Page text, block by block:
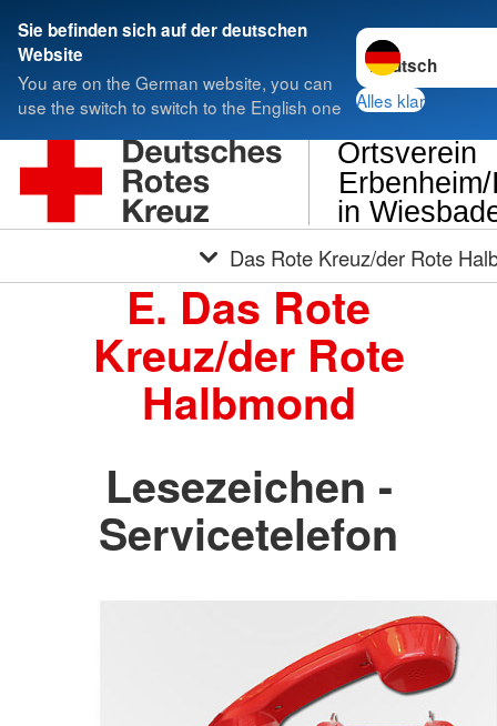
Sie befinden sich auf der deutschen
Website
You are on the German website, you can
use the switch to switch to the English one
Sprache
Alles klar
in
Ortsverein
Das Rote Kreuz/der Rote
E. Das Rote
Kreuz/der Rote
Halbmond
Lesezeichen -
Servicetelefon